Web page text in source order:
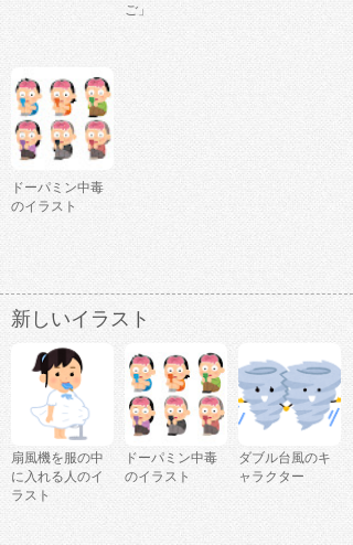
ご」
ドーパミン中毒
のイラスト
新しいイラスト
扇風機を服の中
に入れる人のイ
ラスト
ドーパミン中毒
のイラスト
ダブル台風のキ
ャラクター